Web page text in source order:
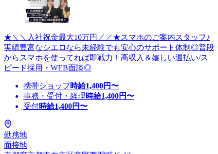
★＼＼入社祝金最大10万円／／★スマホのご案内スタッフ♪
実績豊富なシエロなら未経験でも安心のサポート体制◎普段
からスマホを使ってれば即戦力！高収入＆嬉しい週払い/ス
ピード採用・WEB面談◎
携帯ショップ時給1,400円〜
事務・受付・経理時給1,400円〜
受付時給1,400円〜
勤務地
面接地